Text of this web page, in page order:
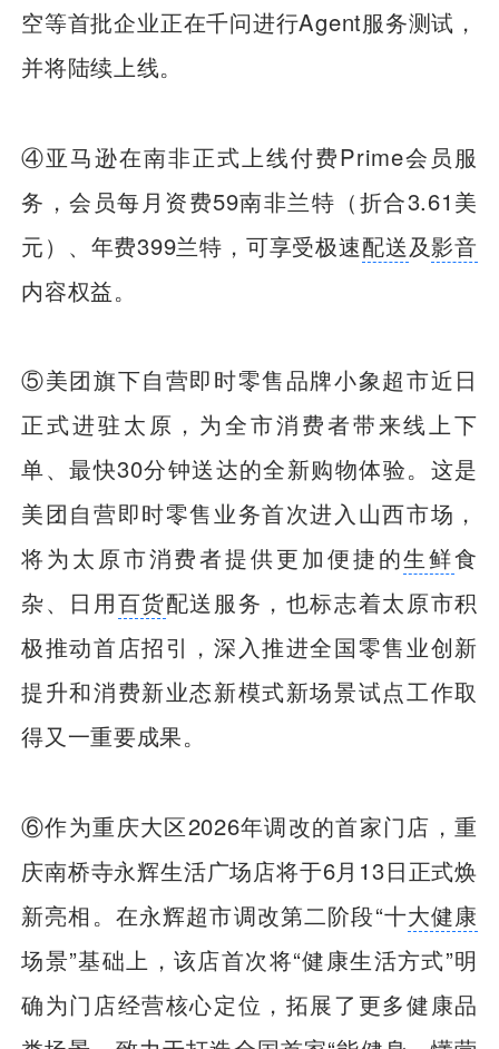
空等首批企业正在千问进行Agent服务测试，
并将陆续上线。
④亚马逊在南非正式上线付费Prime会员服
务，会员每月资费59南非兰特（折合3.61美
元）、年费399兰特，可享受极速配送及影音
内容权益。
⑤美团旗下自营即时零售品牌小象超市近日
正式进驻太原，为全市消费者带来线上下
单、最快30分钟送达的全新购物体验。这是
美团自营即时零售业务首次进入山西市场，
将为太原市消费者提供更加便捷的生鲜食
杂、日用百货配送服务，也标志着太原市积
极推动首店招引，深入推进全国零售业创新
提升和消费新业态新模式新场景试点工作取
得又一重要成果。
⑥作为重庆大区2026年调改的首家门店，重
庆南桥寺永辉生活广场店将于6月13日正式焕
新亮相。在永辉超市调改第二阶段“十大健康
场景”基础上，该店首次将“健康生活方式”明
确为门店经营核心定位，拓展了更多健康品